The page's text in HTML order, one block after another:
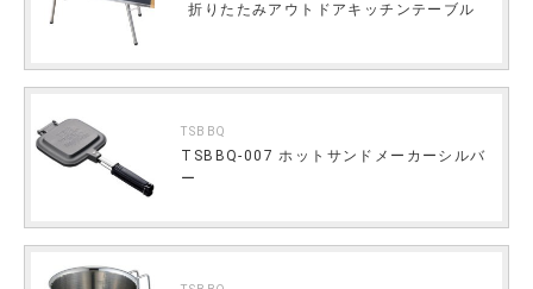
折りたたみアウトドアキッチンテーブル
TSBBQ
TSBBQ-007 ホットサンドメーカーシルバ
ー